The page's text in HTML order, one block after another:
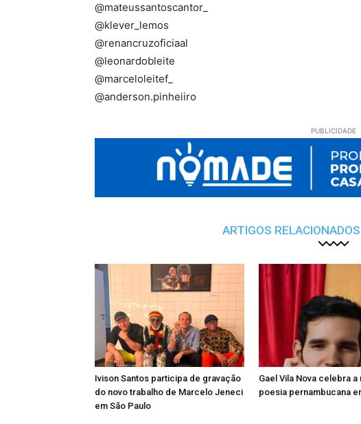
@mateussantoscantor_
@klever_lemos
@renancruzoficiaal
@leonardobleite
@marceloleitef_
@anderson.pinheiiro
PUBLICIDADE
ARTIGOS RELACIONADOS
Ivison Santos participa de gravação
do novo trabalho de Marcelo Jeneci
em São Paulo
Gael Vila Nova celebra a
poesia pernambucana